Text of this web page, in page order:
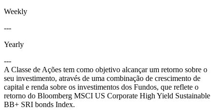
Weekly
---
Yearly
---
A Classe de Ações tem como objetivo alcançar um retorno sobre o
seu investimento, através de uma combinação de crescimento de
capital e renda sobre os investimentos dos Fundos, que reflete o
retorno do Bloomberg MSCI US Corporate High Yield Sustainable
BB+ SRI bonds Index.